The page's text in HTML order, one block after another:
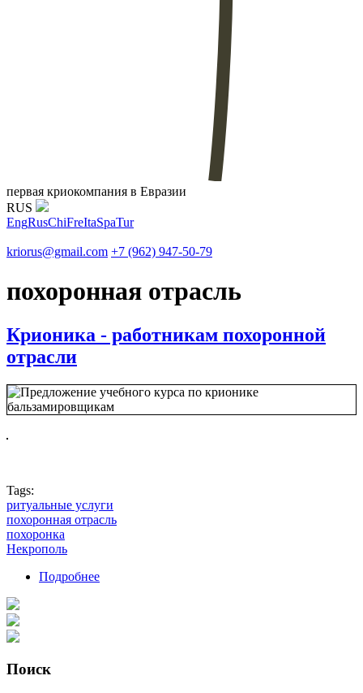
первая криокомпания в Евразии
RUS
EngRusChiFreItaSpaTur
kriorus@gmail.com +7 (962) 947-50-79
похоронная отрасль
Крионика - работникам похоронной
отрасли
Tags:
ритуальные услуги
похоронная отрасль
похоронка
Некрополь
Подробнее
Поиск